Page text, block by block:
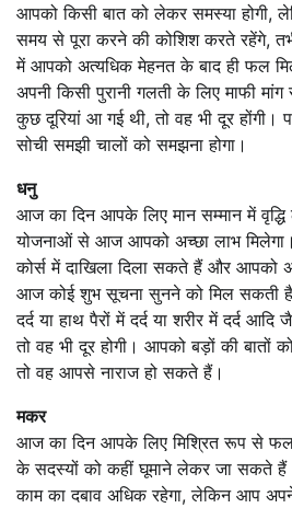
आपको किसी बात को लेकर समस्या होगी,
समय से पूरा करने की कोशिश करते रहेंगे, तभी
में आपको अत्यधिक मेहनत के बाद ही फल
अपनी किसी पुरानी गलती के लिए माफी
कुछ दूरियां आ गई थी, तो वह भी दूर होंगी।
सोची समझी चालों को समझना होगा।
धनु
आज का दिन आपके लिए मान सम्मान में
योजनाओं से आज आपको अच्छा लाभ
कोर्स में दाखिला दिला सकते हैं और आपको
आज कोई शुभ सूचना सुनने को मिल सकती
दर्द या हाथ पैरों में दर्द या शरीर में दर्द
तो वह भी दूर होगी। आपको बड़ों की बातों
तो वह आपसे नाराज हो सकते हैं।
मकर
आज का दिन आपके लिए मिश्रित रूप से
के सदस्यों को कहीं घूमाने लेकर जा सकते
काम का दबाव अधिक रहेगा, लेकिन आप